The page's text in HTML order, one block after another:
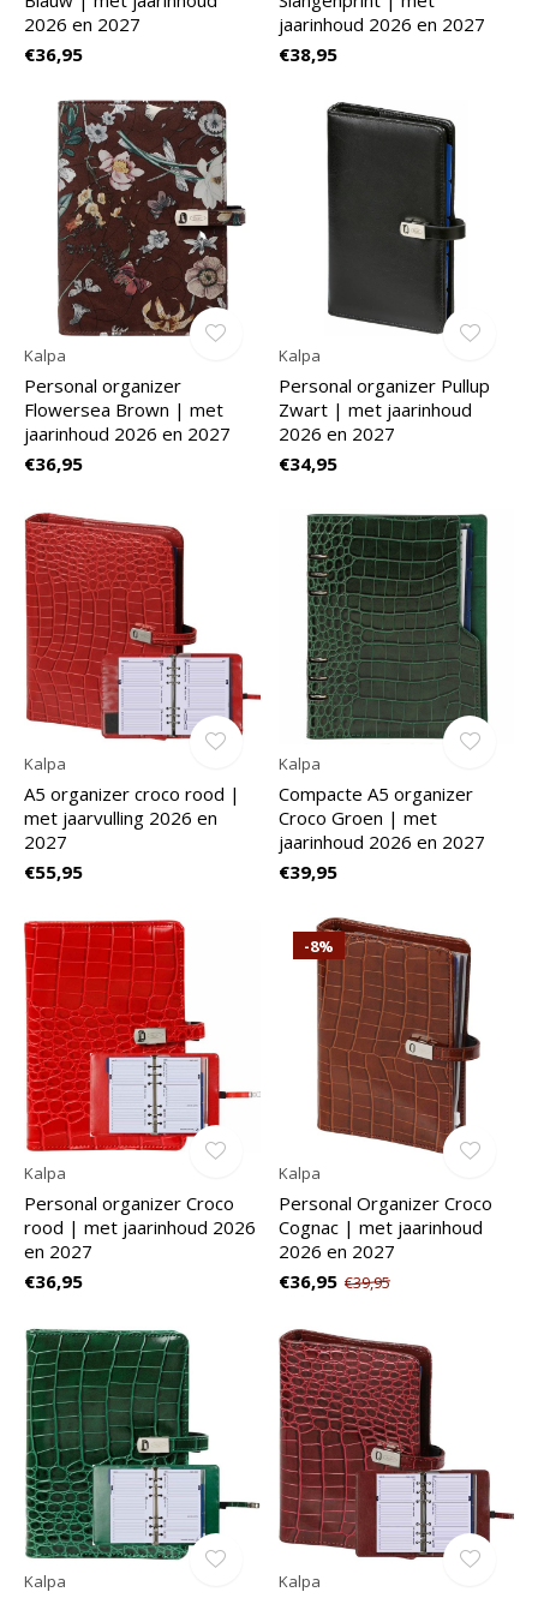
2026 en 2027
€36,95
jaarinhoud 2026 en 2027
€38,95
Kalpa
Personal organizer
Flowersea Brown | met
jaarinhoud 2026 en 2027
€36,95
Kalpa
Personal organizer Pullup
Zwart | met jaarinhoud
2026 en 2027
€34,95
Kalpa
A5 organizer croco rood |
met jaarvulling 2026 en
2027
€55,95
Kalpa
Compacte A5 organizer
Croco Groen | met
jaarinhoud 2026 en 2027
€39,95
Kalpa
Personal organizer Croco
rood | met jaarinhoud 2026
en 2027
€36,95
-8%
Kalpa
Personal Organizer Croco
Cognac | met jaarinhoud
2026 en 2027
€36,95 €39,95
Kalpa Kalpa